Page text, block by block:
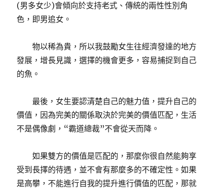
(男多女少)會傾向於支持老式、傳統的兩性性別角
色，即男追女。
物以稀為貴，所以我鼓勵女生往經濟發達的地方
發展，增長見識，選擇的機會更多，容易捕捉到自己
的魚。
最後，女生要認清楚自己的魅力值，提升自己的
價值，因為完美的關係取決於完美的價值匹配，生活
不是偶像劇，“霸道總裁”不會從天而降。
如果雙方的價值是匹配的，那麼你很自然能夠享
受到長擇的待遇，並不會有那麼多的不確定性。如果
是高攀，不能進行自我的提升進行價值的匹配，那就